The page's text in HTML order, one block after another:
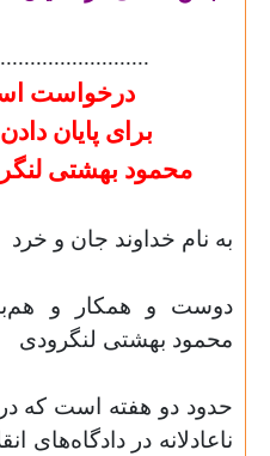
درخواست
برای پایان‌
محمود بهشتی
به نام خداوند جان و خرد
دوست و همکار و
محمود بهشتی لنگرودی
حدود دو هفته است که در
ناعادلانه در دادگاه‌های